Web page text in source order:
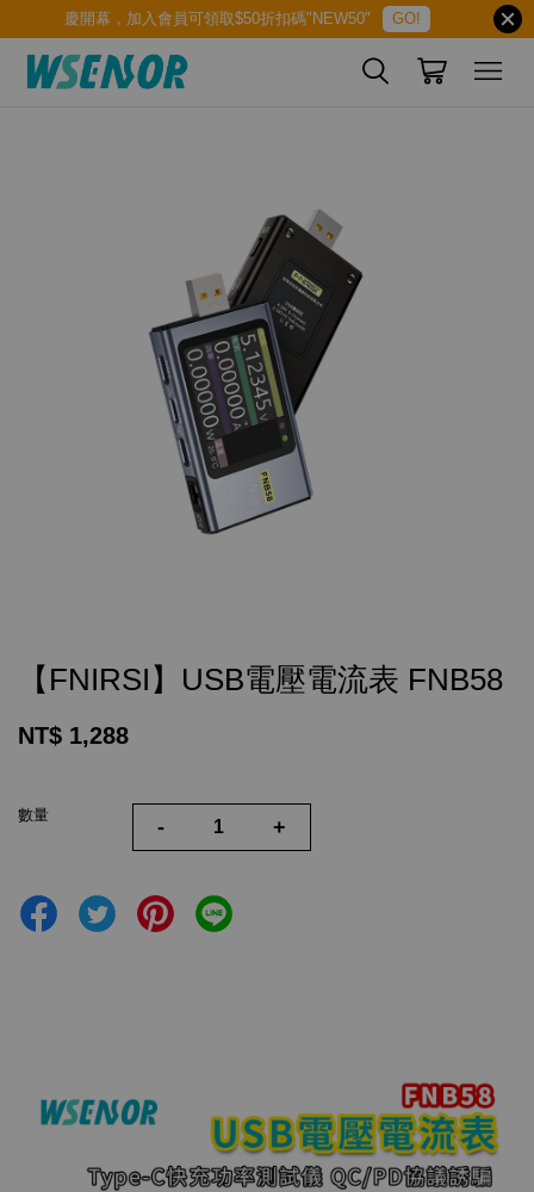
慶開幕，加入會員可領取$50折扣碼"NEW50" GO!
【FNIRSI】USB電壓電流表 FNB58
NT$ 1,288
數量
- +